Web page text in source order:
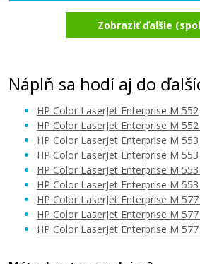
HP 508A, HP CF361A
257,90 €
Pridať do
Zobraziť ďalšie
Náplň sa hodí aj do
HP Color LaserJet Enterprise M 552
HP Color LaserJet Enterprise M
HP Color LaserJet Enterprise M 553
HP Color LaserJet Enterprise M
HP Color LaserJet Enterprise M
HP Color LaserJet Enterprise M
HP Color LaserJet Enterprise M 577
HP Color LaserJet Enterprise M
HP Color LaserJet Enterprise M